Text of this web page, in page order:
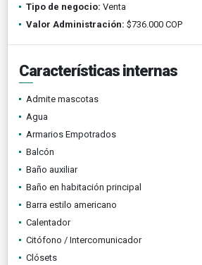
Tipo de negocio: Venta
Valor Administración: $736.000 COP
Características internas
Admite mascotas
Agua
Armarios Empotrados
Balcón
Baño auxiliar
Baño en habitación principal
Barra estilo americano
Calentador
Citófono / Intercomunicador
Clósets